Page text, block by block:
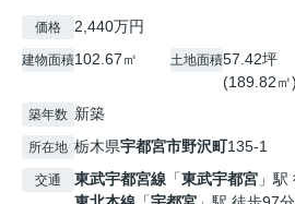
価格 2,440万円
建物面積102.67㎡ 土地面積57.42坪
(189.82㎡)
築年数 新築
所在地 栃木県宇都宮市野沢町135-1
交通 東武宇都宮線 「東武宇都宮 」